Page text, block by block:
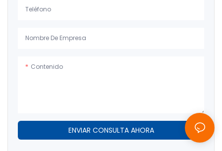
Teléfono
Nombre De Empresa
Contenido
ENVIAR CONSULTA AHORA